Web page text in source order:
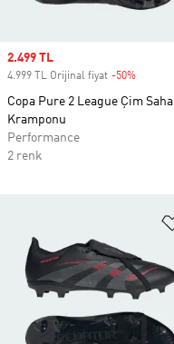
Sale price
2.499 TL
4.999 TL Orijinal fiyat -50%
Copa Pure 2 League Çim Saha
Kramponu
Performance
2 renk